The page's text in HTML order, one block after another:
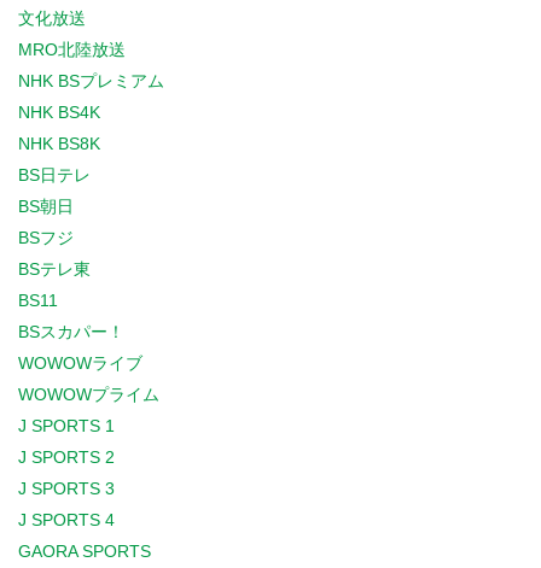
文化放送
MRO北陸放送
NHK BSプレミアム
NHK BS4K
NHK BS8K
BS日テレ
BS朝日
BSフジ
BSテレ東
BS11
BSスカパー！
WOWOWライブ
WOWOWプライム
J SPORTS 1
J SPORTS 2
J SPORTS 3
J SPORTS 4
GAORA SPORTS